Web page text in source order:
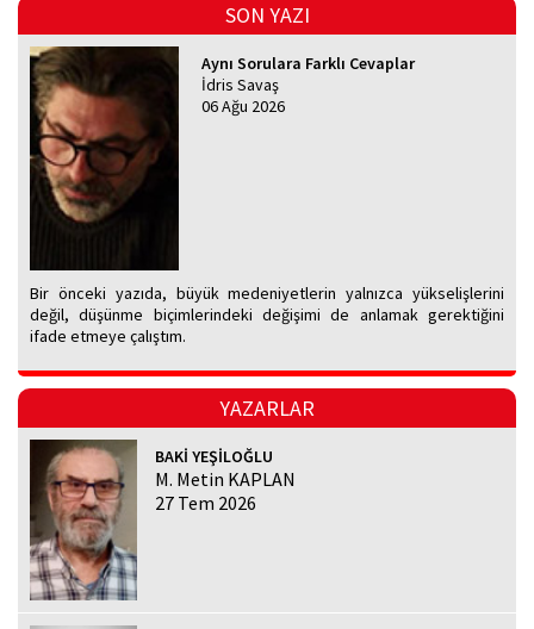
SON YAZI
Aynı Sorulara Farklı Cevaplar
İdris Savaş
06 Ağu 2026
Bir önceki yazıda, büyük medeniyetlerin yalnızca yükselişlerini
değil, düşünme biçimlerindeki değişimi de anlamak gerektiğini
ifade etmeye çalıştım.
YAZARLAR
BAKİ YEŞİLOĞLU
M. Metin KAPLAN
27 Tem 2026